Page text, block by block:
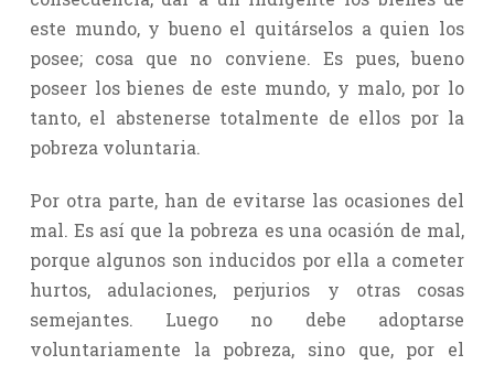
este mundo, y bueno el quitárselos a quien los
posee; cosa que no conviene. Es pues, bueno
poseer los bienes de este mundo, y malo, por lo
tanto, el abstenerse totalmente de ellos por la
pobreza voluntaria.
Por otra parte, han de evitarse las ocasiones del
mal. Es así que la pobreza es una ocasión de mal,
porque algunos son inducidos por ella a cometer
hurtos, adulaciones, perjurios y otras cosas
semejantes. Luego no debe adoptarse
voluntariamente la pobreza, sino que, por el